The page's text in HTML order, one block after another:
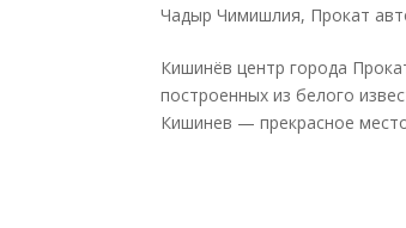
Чадыр Чимишлия, Прокат
Кишинёв центр города
построенных из белого
Кишинев — прекрасное